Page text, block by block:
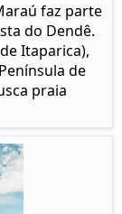
faz parte
do Dendê.
Itaparica),
de
praia